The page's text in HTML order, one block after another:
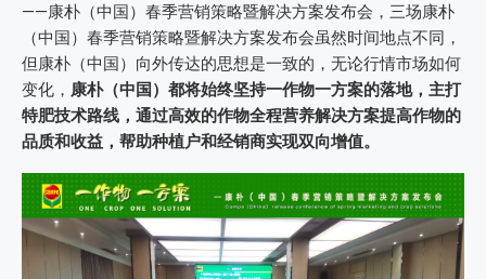
——康朴（中国）春季营销策略暨解决方案发布会，三场康朴
（中国）春季营销策略暨解决方案发布会虽然时间地点不同，
但康朴（中国）向外传达的思想是一致的，无论行情市场如何
变化， 康朴（中国）都将始终坚持一作物一方案的落地，主打
特肥技术路线，通过高效的作物全程营养解决方案提高作物的
品质和收益，帮助种植户和经销商实现双向增值。